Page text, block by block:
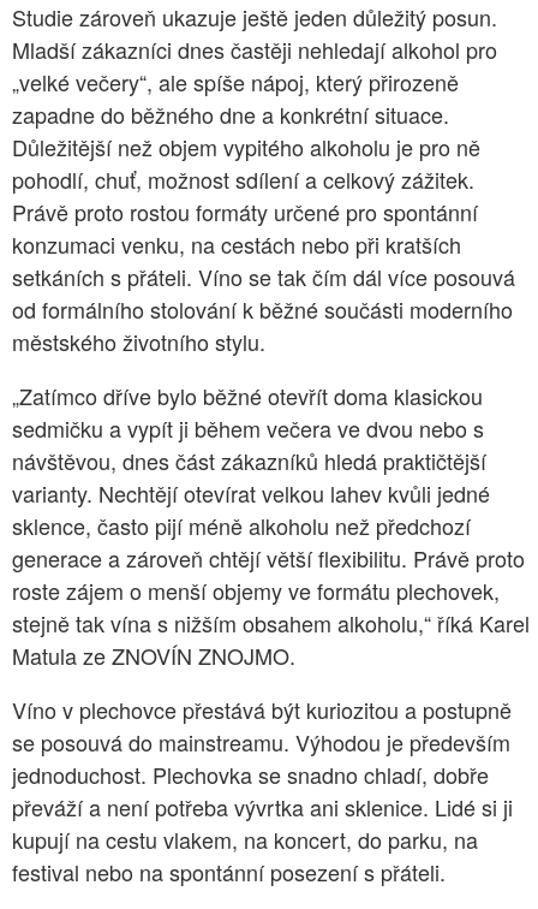
Studie zároveň ukazuje ještě jeden důležitý posun.
Mladší zákazníci dnes častěji nehledají alkohol pro
„velké večery“, ale spíše nápoj, který přirozeně
zapadne do běžného dne a konkrétní situace.
Důležitější než objem vypitého alkoholu je pro ně
pohodlí, chuť, možnost sdílení a celkový zážitek.
Právě proto rostou formáty určené pro spontánní
konzumaci venku, na cestách nebo při kratších
setkáních s přáteli. Víno se tak čím dál více posouvá
od formálního stolování k běžné součásti moderního
městského životního stylu.
„Zatímco dříve bylo běžné otevřít doma klasickou
sedmičku a vypít ji během večera ve dvou nebo s
návštěvou, dnes část zákazníků hledá praktičtější
varianty. Nechtějí otevírat velkou lahev kvůli jedné
sklence, často pijí méně alkoholu než předchozí
generace a zároveň chtějí větší flexibilitu. Právě proto
roste zájem o menší objemy ve formátu plechovek,
stejně tak vína s nižším obsahem alkoholu,“ říká Karel
Matula ze ZNOVÍN ZNOJMO.
Víno v plechovce přestává být kuriozitou a postupně
se posouvá do mainstreamu. Výhodou je především
jednoduchost. Plechovka se snadno chladí, dobře
převáží a není potřeba vývrtka ani sklenice. Lidé si ji
kupují na cestu vlakem, na koncert, do parku, na
festival nebo na spontánní posezení s přáteli.